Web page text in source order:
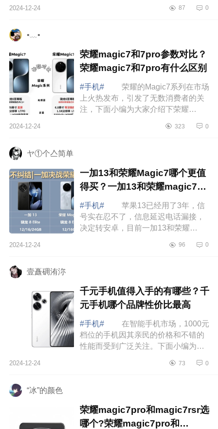
耀,oppo,vivo哪个性价比高？男生用哪
2024-12-24 87 0
•﹏•
荣耀magic7和7pro参数对比？
荣耀magic7和7pro有什么区别
#手机#
荣耀的Magic7系列在市场
上火热发布，引发了无数消费者的关
注，下面小编为大家介绍下荣耀
和7pro有什么区别 荣耀magic7和
2024-12-24 323 0
ヤ①个亼简单
一加13和荣耀Magic7哪个更值
得买？一加13和荣耀magic7哪
个更护眼
#手机#
苹果13已经用了3年，信
号实在忍不了，信息延迟电话漏接，
决定转安卓，目前一加13和荣耀
拍照均衡些选哪个合适呀，下面小编
2024-12-24 96 0
壹矗砽洧沵
千元手机值得入手的有哪些？千
元手机哪个品牌性价比最高
#手机#
在智能手机市场，1000元
档位的手机因其亲民的价格和不错的
性能而受到广泛关注。下面小编为大
些？千元手机哪个品牌性价比最
2024-12-24 73 0
“冰”的颜色
荣耀magic7pro和magic7rsr选
哪个?荣耀magic7pro和